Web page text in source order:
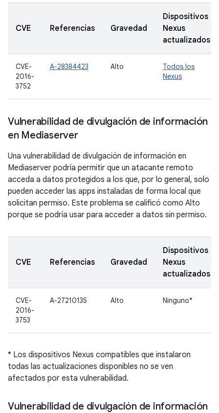
CVE Referencias Gravedad
Dispositivos
Nexus
actualizados
CVE-
2016-
3752
A-28384423 Alto
Todos los
Nexus
Vulnerabilidad de divulgación de información
en Mediaserver
Una vulnerabilidad de divulgación de información en
Mediaserver podría permitir que un atacante remoto
acceda a datos protegidos a los que, por lo general, solo
pueden acceder las apps instaladas de forma local que
solicitan permiso. Este problema se calificó como Alto
porque se podría usar para acceder a datos sin permiso.
CVE Referencias Gravedad
Dispositivos
Nexus
actualizados
CVE-
2016-
3753
A-27210135 Alto Ninguno*
* Los dispositivos Nexus compatibles que instalaron
todas las actualizaciones disponibles no se ven
afectados por esta vulnerabilidad.
Vulnerabilidad de divulgación de información